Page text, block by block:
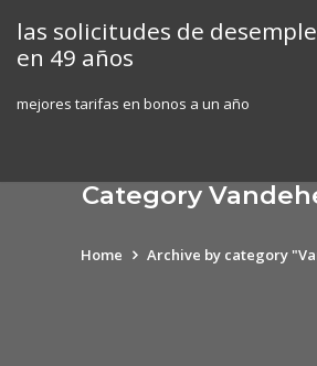
content
las solicitudes de
en 49 años
mejores tarifas en bonos a un año
Category
Home Archive by category